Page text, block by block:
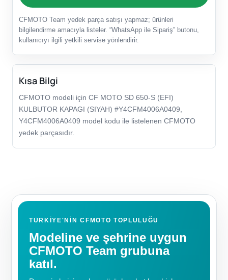
CFMOTO Team yedek parça satışı yapmaz; ürünleri
bilgilendirme amacıyla listeler. “WhatsApp ile Sipariş” butonu,
kullanıcıyı ilgili yetkili servise yönlendirir.
Kısa Bilgi
CFMOTO modeli için CF MOTO SD 650-S (EFI)
KULBUTOR KAPAGI (SIYAH) #Y4CFM4006A0409,
Y4CFM4006A0409 model kodu ile listelenen CFMOTO
yedek parçasıdır.
TÜRKIYE'NIN CFMOTO TOPLULUĞU
Modeline ve şehrine uygun
CFMOTO Team grubuna
katıl.